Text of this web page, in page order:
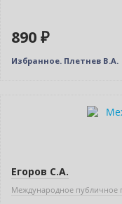
890 ₽
Избранное. Плетнев В.А.
Егоров С.А.
Международное публичное